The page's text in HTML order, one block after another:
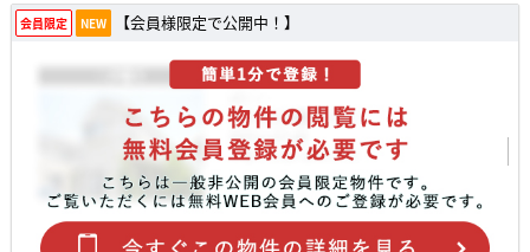
会員限定 NEW 【会員様限定で公開中！】